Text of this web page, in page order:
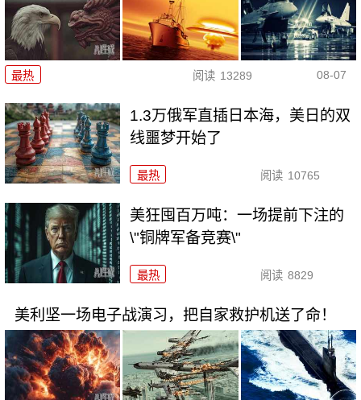
最热 阅读 13289 08-07
1.3万俄军直插日本海，美日的双
线噩梦开始了
最热 阅读 10765
美狂囤百万吨：一场提前下注的
\"铜牌军备竞赛\"
最热 阅读 8829
美利坚一场电子战演习，把自家救护机送了命！